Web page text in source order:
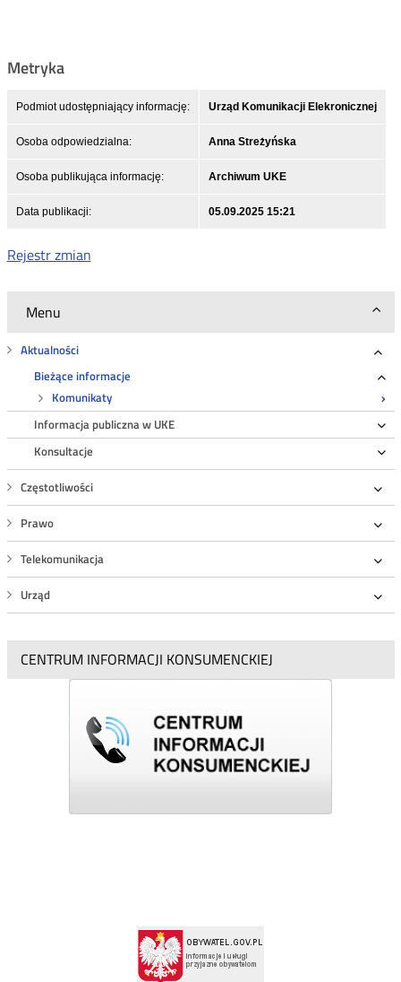
Menu
Aktualności
Bieżące informacje
Komunikaty
Informacja publiczna w UKE
Konsultacje
Częstotliwości
Prawo
Telekomunikacja
Urząd
CENTRUM INFORMACJI KONSUMENCKIEJ
Metryka
Podmiot udostępniający informację: Urząd Komunikacji Elekronicznej
Osoba odpowiedzialna: Anna Streżyńska
Osoba publikująca informację: Archiwum UKE
Data publikacji: 05.09.2025 15:21
Rejestr zmian